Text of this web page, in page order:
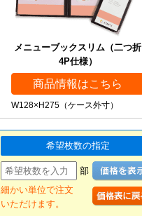
メニューブックスリム（二つ折
4P仕様）
商品情報はこちら
W128×H275（ケース外寸）
希望枚数の指定
部
細かい単位で注文
いただけます。